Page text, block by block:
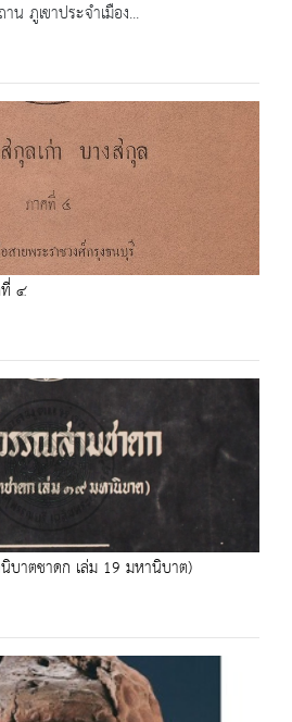
น​ ภูเขาประจำเมือง...
๔
บาตชาดก เล่ม 19 มหานิบาต)